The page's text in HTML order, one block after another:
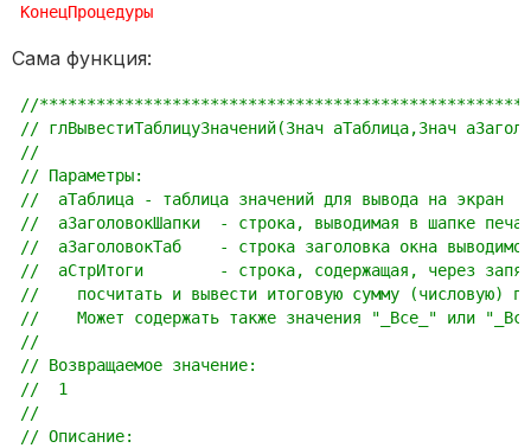
КонецПроцедуры
Сама функция:
//
// глВывестиТаблицуЗначений(Знач аТаблица,Знач
//
// Параметры:
//  аТаблица - таблица значений для вывода на экран
//  аЗаголовокШапки  - строка, выводимая в шапке
//  аЗаголовокТаб    - строка заголовка окна
//  аСтрИтоги        - строка, содержащая, через
//    посчитать и вывести итоговую сумму (числовую)
//    Может содержать также значения "_Все_" или
//
// Возвращаемое значение:
//  1
//
// Описание: